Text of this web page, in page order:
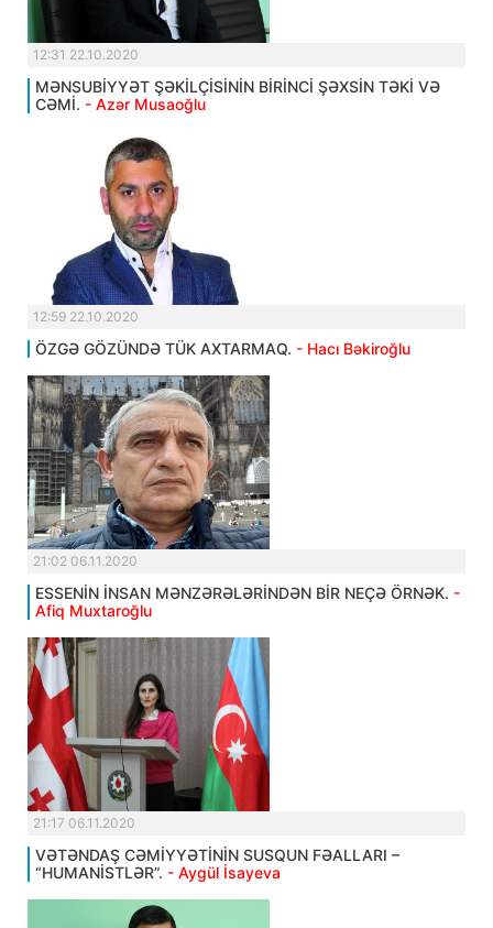
12:31 22.10.2020
MƏNSUBİYYƏT ŞƏKİLÇİSİNİN BİRİNCİ ŞƏXSİN TƏKİ VƏ
CƏMİ. - Azər Musaoğlu
12:59 22.10.2020
ÖZGƏ GÖZÜNDƏ TÜK AXTARMAQ. - Hacı Bəkiroğlu
21:02 06.11.2020
ESSENİN İNSAN MƏNZƏRƏLƏRİNDƏN BİR NEÇƏ ÖRNƏK. -
Afiq Muxtaroğlu
21:17 06.11.2020
VƏTƏNDAŞ CƏMİYYƏTİNİN SUSQUN FƏALLARI –
“HUMANİSTLƏR”. - Aygül İsayeva